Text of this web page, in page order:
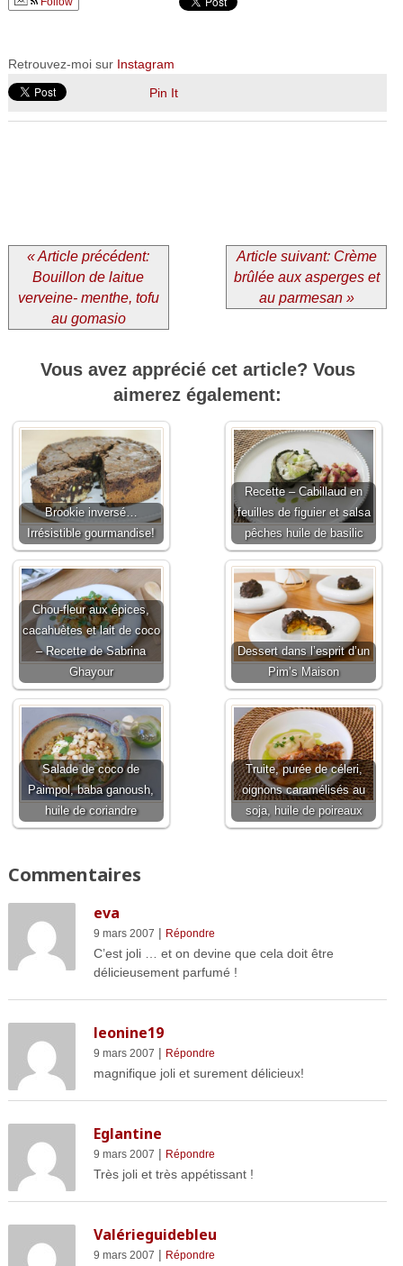
Retrouvez-moi sur Instagram
Pin It
« Article précédent:
Bouillon de laitue
verveine- menthe, tofu
au gomasio
Article suivant: Crème
brûlée aux asperges et
au parmesan »
Vous avez apprécié cet article? Vous
aimerez également:
Brookie inversé…
Irrésistible gourmandise!
Recette – Cabillaud en
feuilles de figuier et salsa
pêches huile de basilic
Chou-fleur aux épices,
cacahuètes et lait de coco
– Recette de Sabrina
Ghayour
Dessert dans l’esprit d’un
Pim’s Maison
Salade de coco de
Paimpol, baba ganoush,
huile de coriandre
Truite, purée de céleri,
oignons caramélisés au
soja, huile de poireaux
Commentaires
eva
9 mars 2007 | Répondre
C’est joli … et on devine que cela doit être
délicieusement parfumé !
leonine19
9 mars 2007 | Répondre
magnifique joli et surement délicieux!
Eglantine
9 mars 2007 | Répondre
Très joli et très appétissant !
Valérieguidebleu
9 mars 2007 | Répondre